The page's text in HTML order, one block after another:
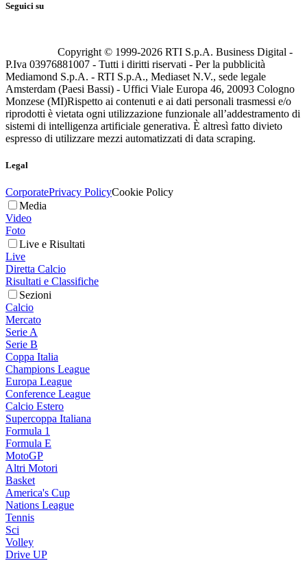
Seguici su
Copyright © 1999-2026 RTI S.p.A. Business Digital -
P.Iva 03976881007 - Tutti i diritti riservati - Per la pubblicità
Mediamond S.p.A. - RTI S.p.A., Mediaset N.V., sede legale
Amsterdam (Paesi Bassi) - Uffici Viale Europa 46, 20093 Cologno
Monzese (MI)Rispetto ai contenuti e ai dati personali trasmessi e/o
riprodotti è vietata ogni utilizzazione funzionale all’addestramento di
sistemi di intelligenza artificiale generativa. È altresì fatto divieto
espresso di utilizzare mezzi automatizzati di data scraping.
Legal
CorporatePrivacy PolicyCookie Policy
Media
Video
Foto
Live e Risultati
Live
Diretta Calcio
Risultati e Classifiche
Sezioni
Calcio
Mercato
Serie A
Serie B
Coppa Italia
Champions League
Europa League
Conference League
Calcio Estero
Supercoppa Italiana
Formula 1
Formula E
MotoGP
Altri Motori
Basket
America's Cup
Nations League
Tennis
Sci
Volley
Drive UP